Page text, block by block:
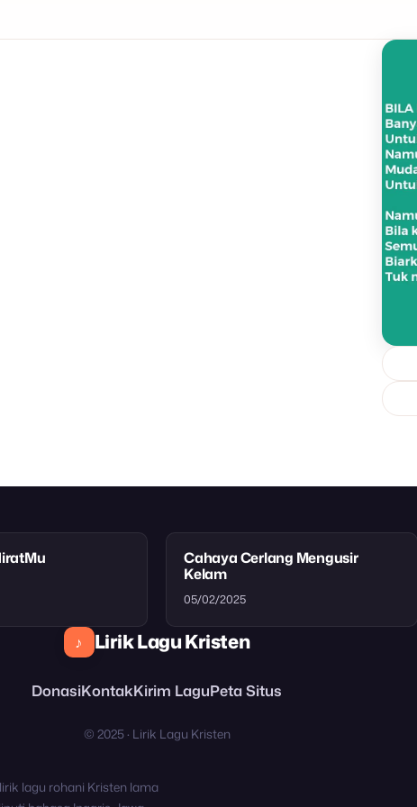
Cahaya Cerlang Mengusir
Kelam
05/02/2025
♪ Lirik Lagu Kristen
DonasiKontakKirim LaguPeta Situs
© 2025 · Lirik Lagu Kristen
lagu rohani Kristen lama